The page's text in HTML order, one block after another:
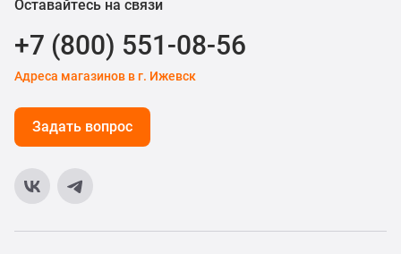
Оставайтесь на связи
+7 (800) 551-08-56
Адреса магазинов в г. Ижевск
Задать вопрос